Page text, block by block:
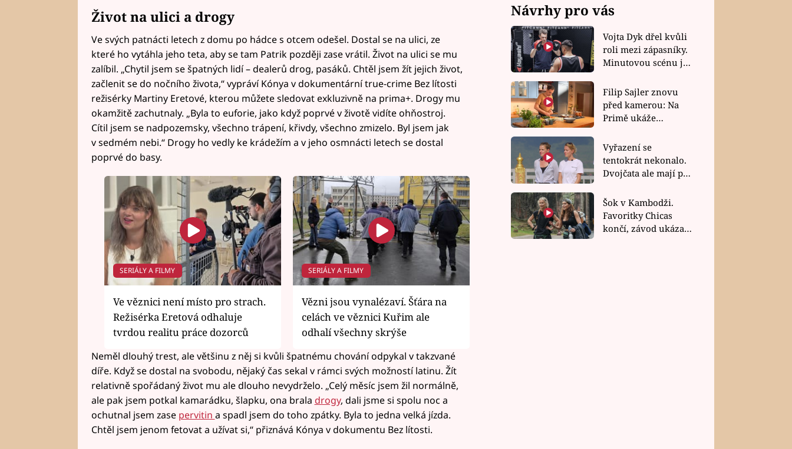
Život na ulici a drogy
Ve svých patnácti letech z domu po hádce s otcem odešel. Dostal se na ulici, ze
které ho vytáhla jeho teta, aby se tam Patrik později zase vrátil. Život na ulici se mu
zalíbil. „Chytil jsem se špatných lidí – dealerů drog, pasáků. Chtěl jsem žít jejich život,
začlenit se do nočního života,“ vypráví Kónya v dokumentární true-crime Bez lítosti
režisérky Martiny Eretové, kterou můžete sledovat exkluzivně na prima+. Drogy mu
okamžitě zachutnaly. „Byla to euforie, jako když poprvé v životě vidíte ohňostroj.
Cítil jsem se nadpozemsky, všechno trápení, křivdy, všechno zmizelo. Byl jsem jak
v sedmém nebi.“ Drogy ho vedly ke krádežím a v jeho osmnácti letech se dostal
poprvé do basy.
SERIÁLY A FILMY
Ve věznici není místo pro strach.
Režisérka Eretová odhaluje
tvrdou realitu práce dozorců
SERIÁLY A FILMY
Vězni jsou vynalézaví. Šťára na
celách ve věznici Kuřim ale
odhalí všechny skrýše
Neměl dlouhý trest, ale většinu z něj si kvůli špatnému chování odpykal v takzvané
díře. Když se dostal na svobodu, nějaký čas sekal v rámci svých možností latinu. Žít
relativně spořádaný život mu ale dlouho nevydrželo. „Celý měsíc jsem žil normálně,
ale pak jsem potkal kamarádku, šlapku, ona brala drogy, dali jsme si spolu noc a
ochutnal jsem zase pervitin a spadl jsem do toho zpátky. Byla to jedna velká jízda.
Chtěl jsem jenom fetovat a užívat si,“ přiznává Kónya v dokumentu Bez lítosti.
Návrhy pro vás
Vojta Dyk dřel kvůli
roli mezi zápasníky.
Minutovou scénu jel
Filip Sajler znovu
před kamerou: Na
Primě ukáže
rychlé recepty
Vyřazení se
tentokrát nekonalo.
Dvojčata ale mají po
závodu nůž na krku
Šok v Kambodži.
Favoritky Chicas
končí, závod ukázal